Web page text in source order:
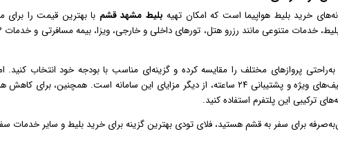
خرید بلیط هواپیما است که امکان تهیه بلیط مشهد قشم با بهترین قیمت را برای
به‌راحتی پروازهای مختلف را مقایسه کرده و گزینه‌ای مناسب با بودجه خود انتخاب کنید.
بلیط‌های چارتر و لحظه آخری، تخفیف‌های ویژه و پشتیبانی ۲۴ ساعته، از دیگر مزایای این سامانه است. همچنین،
ترکیبی این پلتفرم استفاده کنید.
برای سفر به قشم هستید، فلای تودی بهترین گزینه برای خرید بلیط و سایر خدمات